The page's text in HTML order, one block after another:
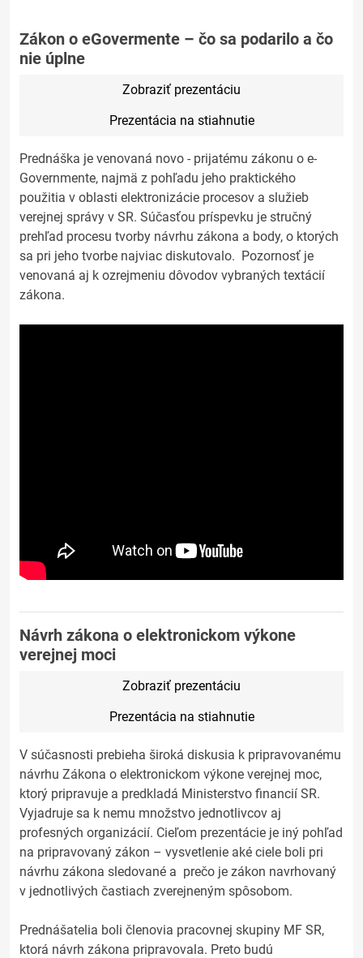
Zákon o eGovermente – čo sa podarilo a čo
nie úplne
Zobraziť prezentáciu
Prezentácia na stiahnutie
Prednáška je venovaná novo - prijatému zákonu o e-
Governmente, najmä z pohľadu jeho praktického
použitia v oblasti elektronizácie procesov a služieb
verejnej správy v SR. Súčasťou príspevku je stručný
prehľad procesu tvorby návrhu zákona a body, o ktorých
sa pri jeho tvorbe najviac diskutovalo. Pozornosť je
venovaná aj k ozrejmeniu dôvodov vybraných textácií
zákona.
Návrh zákona o elektronickom výkone
verejnej moci
Zobraziť prezentáciu
Prezentácia na stiahnutie
V súčasnosti prebieha široká diskusia k pripravovanému
návrhu Zákona o elektronickom výkone verejnej moc,
ktorý pripravuje a predkladá Ministerstvo financií SR.
Vyjadruje sa k nemu množstvo jednotlivcov aj
profesných organizácií. Cieľom prezentácie je iný pohľad
na pripravovaný zákon – vysvetlenie aké ciele boli pri
návrhu zákona sledované a prečo je zákon navrhovaný
v jednotlivých častiach zverejneným spôsobom.
Prednášatelia boli členovia pracovnej skupiny MF SR,
ktorá návrh zákona pripravovala. Preto budú